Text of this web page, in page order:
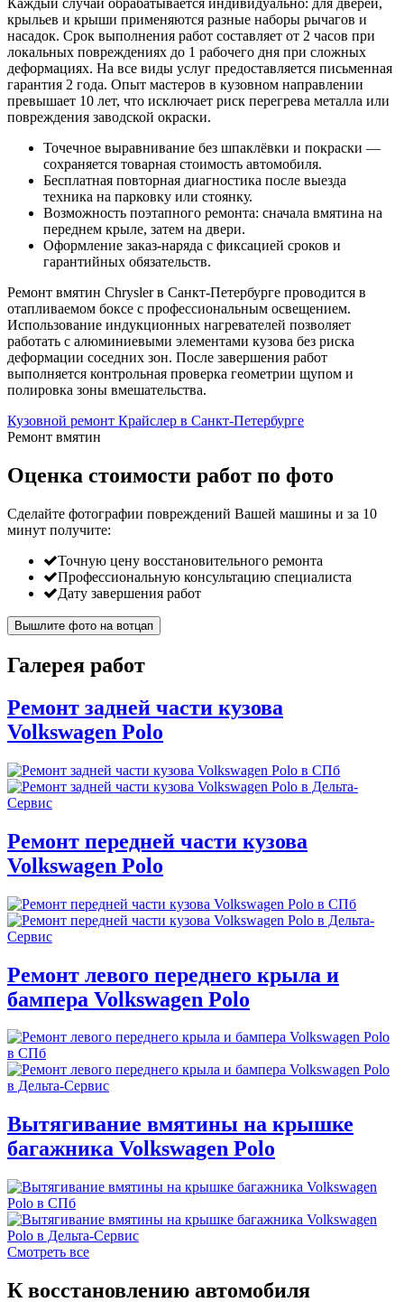
Каждый случай обрабатывается индивидуально: для дверей,
крыльев и крыши применяются разные наборы рычагов и
насадок. Срок выполнения работ составляет от 2 часов при
локальных повреждениях до 1 рабочего дня при сложных
деформациях. На все виды услуг предоставляется письменная
гарантия 2 года. Опыт мастеров в кузовном направлении
превышает 10 лет, что исключает риск перегрева металла или
повреждения заводской окраски.
Точечное выравнивание без шпаклёвки и покраски —
сохраняется товарная стоимость автомобиля.
Бесплатная повторная диагностика после выезда
техника на парковку или стоянку.
Возможность поэтапного ремонта: сначала вмятина на
переднем крыле, затем на двери.
Оформление заказ-наряда с фиксацией сроков и
гарантийных обязательств.
Ремонт вмятин Chrysler в Санкт-Петербурге проводится в
отапливаемом боксе с профессиональным освещением.
Использование индукционных нагревателей позволяет
работать с алюминиевыми элементами кузова без риска
деформации соседних зон. После завершения работ
выполняется контрольная проверка геометрии щупом и
полировка зоны вмешательства.
Кузовной ремонт Крайслер в Санкт-Петербурге
Ремонт вмятин
Оценка стоимости работ по фото
Сделайте фотографии повреждений Вашей машины и за 10
минут получите:
Точную цену восстановительного ремонта
Профессиональную консультацию специалиста
Дату завершения работ
Вышлите фото на вотцап
Галерея работ
Ремонт задней части кузова
Volkswagen Polo
Ремонт передней части кузова
Volkswagen Polo
Ремонт левого переднего крыла и
бампера Volkswagen Polo
Вытягивание вмятины на крышке
багажника Volkswagen Polo
Смотреть все
К восстановлению автомобиля